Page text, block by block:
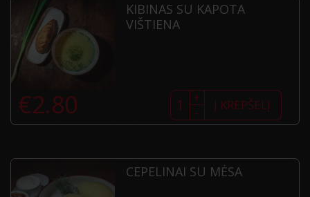
KIBINAS SU KAPOTA
VIŠTIENA
€2.80 produkto
kiekis:
Kibinas
su
-
+ Į KREPŠELĮ
CEPELINAI SU MĖSA